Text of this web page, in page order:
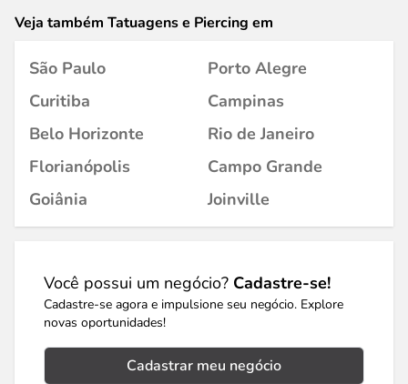
Veja também Tatuagens e Piercing em
São Paulo
Porto Alegre
Curitiba
Campinas
Belo Horizonte
Rio de Janeiro
Florianópolis
Campo Grande
Goiânia
Joinville
Você possui um negócio? Cadastre-se!
Cadastre-se agora e impulsione seu negócio. Explore
novas oportunidades!
Cadastrar meu negócio